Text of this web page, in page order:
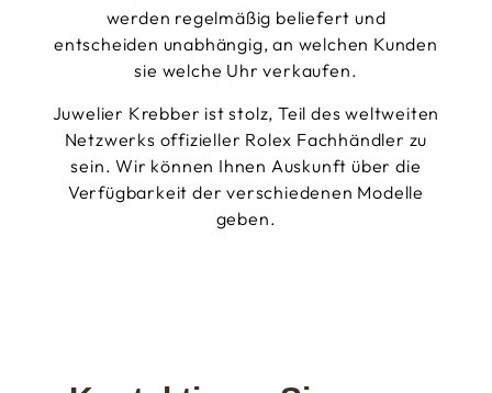
werden regelmäßig beliefert und
entscheiden unabhängig, an welchen Kunden
sie welche Uhr verkaufen.
Juwelier Krebber ist stolz, Teil des weltweiten
Netzwerks offizieller Rolex Fachhändler zu
sein. Wir können Ihnen Auskunft über die
Verfügbarkeit der verschiedenen Modelle
geben.